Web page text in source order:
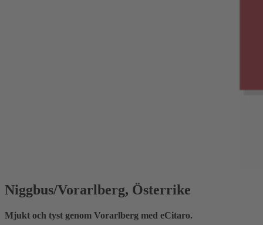
Niggbus/Vorarlberg, Österrike
Mjukt och tyst genom Vorarlberg med eCitaro.